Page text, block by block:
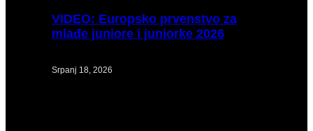
VIDEO: Europsko prvenstvo za
mlađe juniore i juniorke 2026
Srpanj 18, 2026